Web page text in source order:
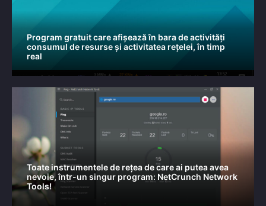
Program gratuit care afișează în bara de activități
consumul de resurse și activitatea rețelei, în timp
real
Toate instrumentele de rețea de care ai putea avea
nevoie, într-un singur program: NetCrunch Network
Tools!